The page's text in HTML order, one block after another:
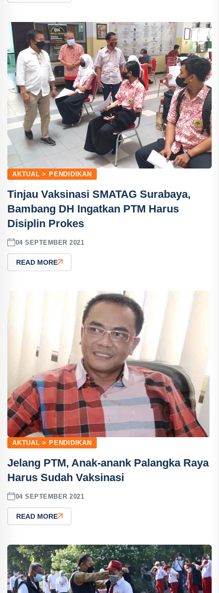
AKTUAL > PENDIDIKAN
Tinjau Vaksinasi SMATAG Surabaya,
Bambang DH Ingatkan PTM Harus
Disiplin Prokes
04 SEPTEMBER 2021
READ MORE
AKTUAL > PENDIDIKAN
Jelang PTM, Anak-anank Palangka Raya
Harus Sudah Vaksinasi
04 SEPTEMBER 2021
READ MORE